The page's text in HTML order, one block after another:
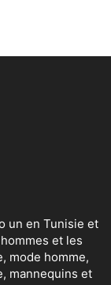
un en Tunisie et
et les
mode homme,
mannequins et